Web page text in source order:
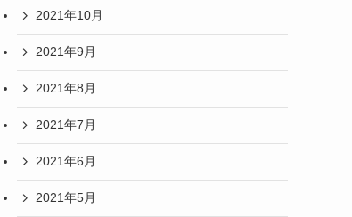
2021年10月
2021年9月
2021年8月
2021年7月
2021年6月
2021年5月